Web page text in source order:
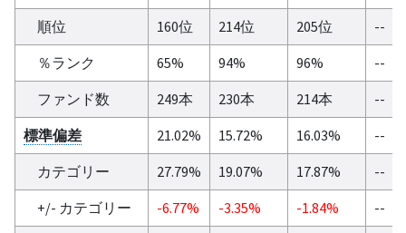
順位
160位 214位 205位
--
％ランク
65% 94% 96%
--
ファンド数
249本 230本 214本
--
標準偏差
21.02% 15.72% 16.03%
--
カテゴリー
27.79% 19.07% 17.87%
--
+/- カテゴリー
-6.77% -3.35% -1.84%
--